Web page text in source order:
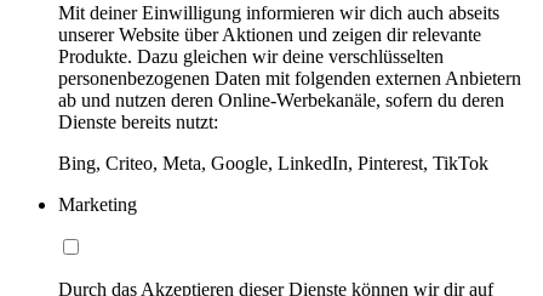
Mit deiner Einwilligung informieren wir dich auch abseits
unserer Website über Aktionen und zeigen dir relevante
Produkte. Dazu gleichen wir deine verschlüsselten
personenbezogenen Daten mit folgenden externen Anbietern
ab und nutzen deren Online-Werbekanäle, sofern du deren
Dienste bereits nutzt:
Bing, Criteo, Meta, Google, LinkedIn, Pinterest, TikTok
Marketing
Durch das Akzeptieren dieser Dienste können wir dir auf